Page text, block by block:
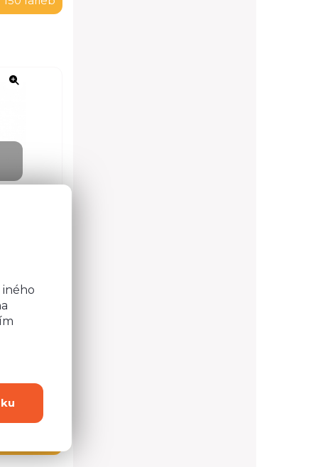
iného